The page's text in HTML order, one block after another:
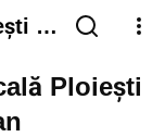
-
Ploiești